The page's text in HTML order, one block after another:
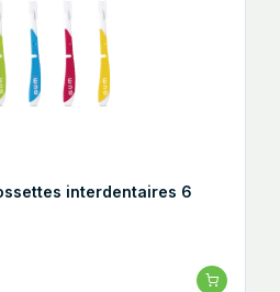
interdentaires 6